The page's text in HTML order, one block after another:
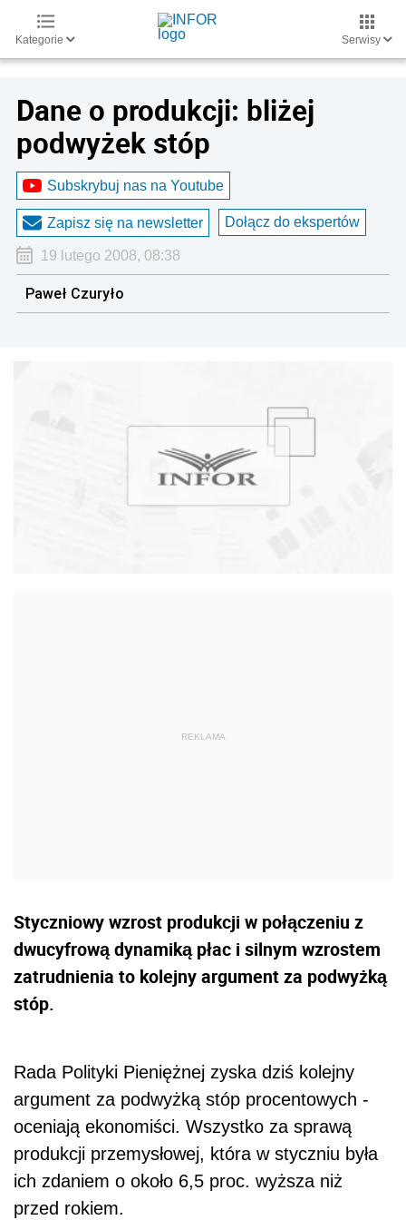
Kategorie Serwisy
Dane o produkcji: bliżej
podwyżek stóp
Subskrybuj nas na Youtube
Zapisz się na newsletter Dołącz do ekspertów
19 lutego 2008, 08:38
Paweł Czuryło
Styczniowy wzrost produkcji w połączeniu z
dwucyfrową dynamiką płac i silnym wzrostem
zatrudnienia to kolejny argument za podwyżką
stóp.
Rada Polityki Pieniężnej zyska dziś kolejny
argument za podwyżką stóp procentowych -
oceniają ekonomiści. Wszystko za sprawą
produkcji przemysłowej, która w styczniu była
ich zdaniem o około 6,5 proc. wyższa niż
przed rokiem.